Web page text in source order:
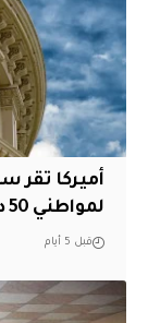
لمواطني 50 دولة
قبل 5 أيام